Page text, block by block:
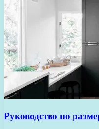
Руководство по